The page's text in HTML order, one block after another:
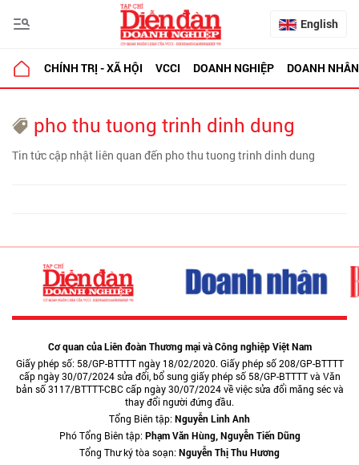
English
CHÍNH TRỊ - XÃ HỘI VCCI DOANH NGHIỆP DOANH NHÂN
pho thu tuong trinh dinh dung
Tin tức cập nhật liên quan đến pho thu tuong trinh dinh dung
Cơ quan của Liên đoàn Thương mại và Công nghiệp Việt Nam
Giấy phép số: 58/GP-BTTTT ngày 18/02/2020. Giấy phép số 208/GP-BTTTT
cấp ngày 30/07/2024 sửa đổi, bổ sung giấy phép số 58/GP-BTTTT và Văn
bản số 3117/BTTTT-CBC cấp ngày 30/07/2024 về việc sửa đổi măng séc và
thay đổi người đứng đầu.
Tổng Biên tập:Nguyễn Linh Anh
Phó Tổng Biên tập:Phạm Văn Hùng, Nguyễn Tiến Dũng
Tổng Thư ký tòa soạn:Nguyễn Thị Thu Hương